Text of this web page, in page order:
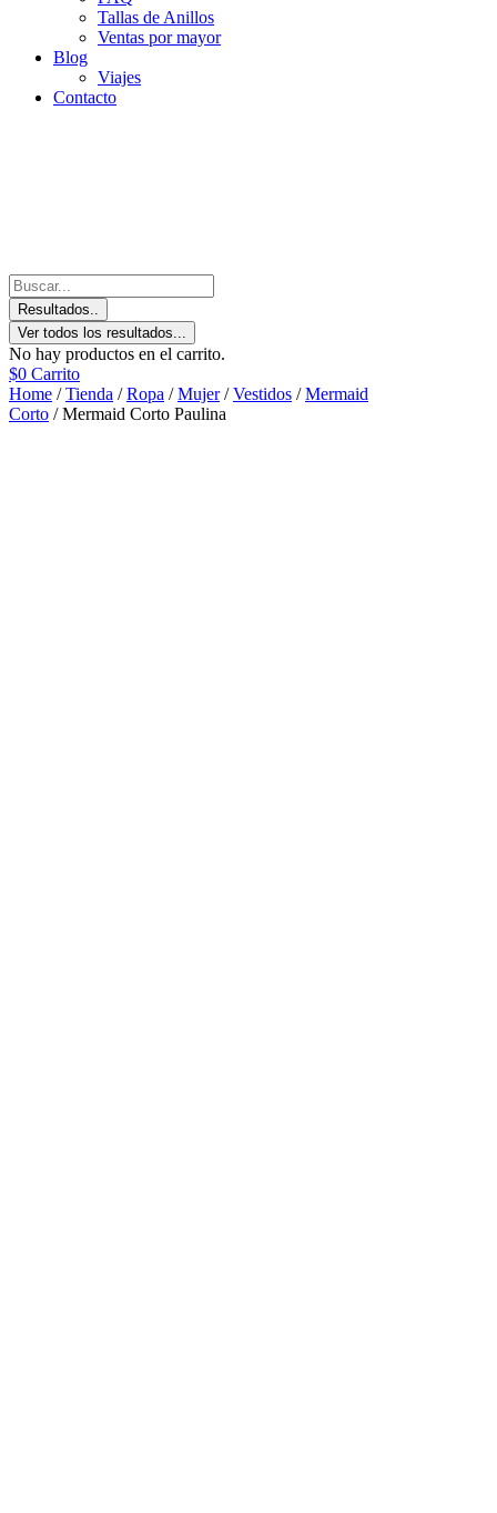
Tallas de Anillos
Ventas por mayor
Blog
Viajes
Contacto
Resultados..
Ver todos los resultados...
No hay productos en el carrito.
$0 Carrito
Home /Tienda /Ropa /Mujer/Vestidos /Mermaid
Corto / Mermaid Corto Paulina